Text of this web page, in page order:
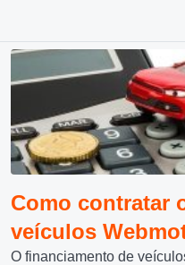
Como contratar
veículos
O financiamento de